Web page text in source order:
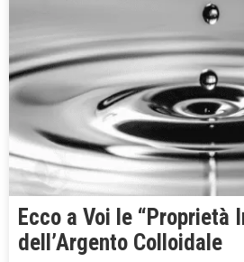
Ecco a Voi le “Proprietà
dell’Argento Colloidale